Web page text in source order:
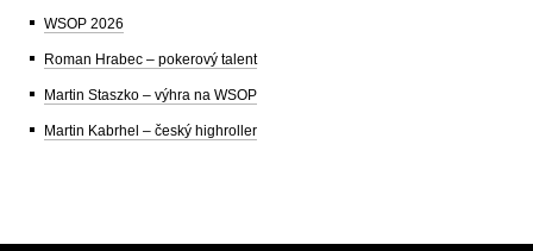
WSOP 2026
Roman Hrabec – pokerový talent
Martin Staszko – výhra na WSOP
Martin Kabrhel – český highroller